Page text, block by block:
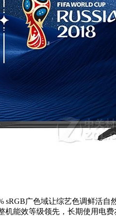
sRGB广色域让综艺色调鲜活
能效等级领先，长期使用电